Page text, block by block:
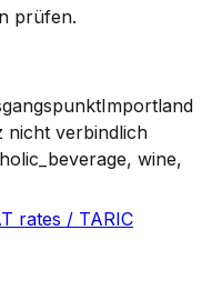
prüfen.
Importland
nicht verbindlich
wine,
rates / TARIC